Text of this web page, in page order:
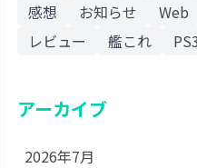
感想
お知らせ Web
レビュー
艦これ PS3
アーカイブ
2026年7月